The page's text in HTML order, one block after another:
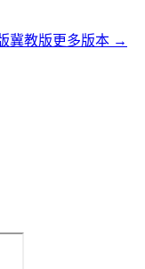
冀教版更多版本 →